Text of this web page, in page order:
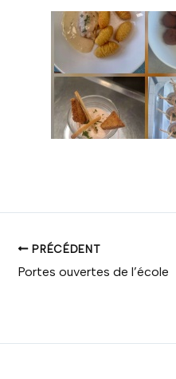
PRÉCÉDENT
Portes ouvertes de l’école